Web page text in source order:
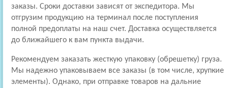
заказы. Сроки доставки зависят от экспедитора. Мы
отгрузим продукцию на терминал после поступления
полной предоплаты на наш счет. Доставка осуществляется
до ближайшего к вам пункта выдачи.
Рекомендуем заказать жесткую упаковку (обрешетку) груза.
Мы надежно упаковываем все заказы (в том числе, хрупкие
элементы). Однако, при отправке товаров на дальние